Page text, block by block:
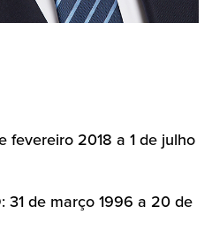
fevereiro 2018 a 1 de julho
31 de março 1996 a 20 de